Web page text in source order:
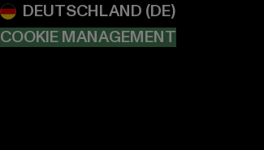
COOKIE MANAGEMENT